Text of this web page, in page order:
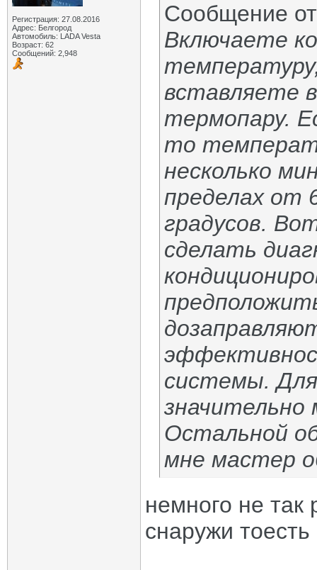
Регистрация: 27.08.2016
Адрес: Белгород
Автомобиль: LADA Vesta
Возраст: 62
Сообщений: 2,948
Сообщение
Включаете
вставляете
термопару.
то
несколько
пределах от
градусов.
сделать
системы.
Остальной
мне мастер
немного не так
снаружи